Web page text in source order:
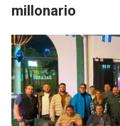
millonario